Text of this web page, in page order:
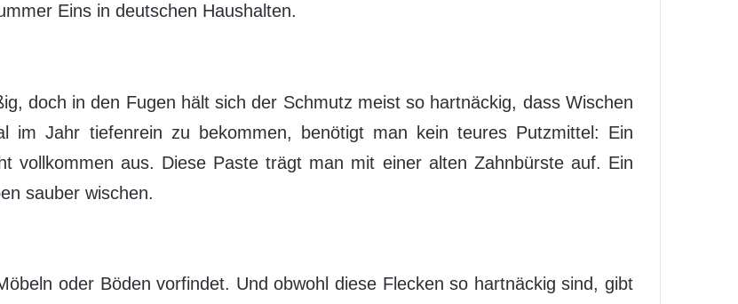
Eins in deutschen Haushalten.
doch in den Fugen hält sich der Schmutz meist so hartnäckig, dass Wischen
im Jahr tiefenrein zu bekommen, benötigt man kein teures Putzmittel: Ein
vollkommen aus. Diese Paste trägt man mit einer alten Zahnbürste auf. Ein
sauber wischen.
oder Böden vorfindet. Und obwohl diese Flecken so hartnäckig sind, gibt